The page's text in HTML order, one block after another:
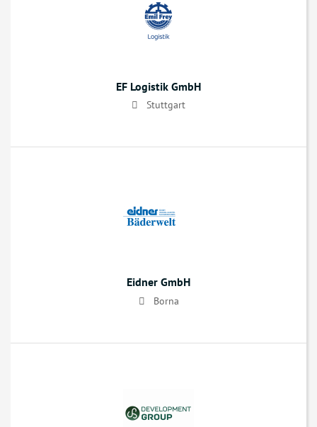
EF Logistik GmbH
Stuttgart
Eidner GmbH
Borna